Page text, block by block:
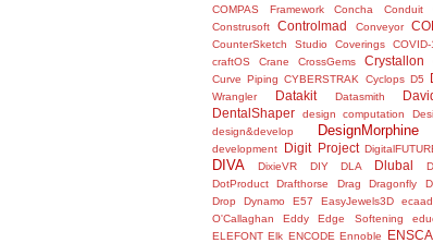
COMPAS Framework Concha Conduit
Construsoft
Controlmad Conveyor
CounterSketch Studio Coverings COVID-
craftOS
Crane CrossGems Crystallon
Curve Piping CYBERSTRAK Cyclops D5
Wrangler
Datakit Datasmith
DentalShaper
design computation
design&develop
DesignMorphine
development
Digit Project
DIVA DixieVR DIY DLA Dlubal
DotProduct Drafthorse Drag Dragonfly
Drop
Dynamo E57 EasyJewels3D
O'Callaghan
Eddy Edge Softening
ELEFONT Elk ENCODE Ennoble